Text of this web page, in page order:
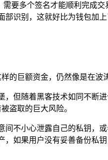
要多个签名才能顺利完成
识别，这就好比为钱包加
的巨额资金，仍然像是在波
但随着黑客技术如同不
盗取的巨大风险。
不小心泄露自己的私钥，
如果用户没有妥善备份私